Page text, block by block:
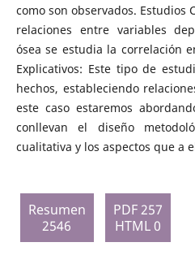
como son observados. Estudios
relaciones entre variables
ósea se estudia la correlación
Explicativos: Este tipo de
hechos, estableciendo
este caso estaremos
conllevan el diseño
cualitativa y los aspectos que a
Resumen
2546
PDF 257
HTML 0